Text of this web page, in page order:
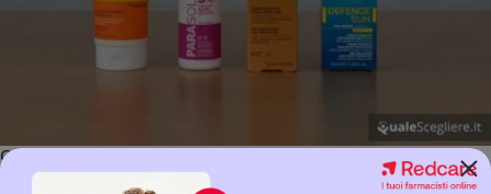
Come scegliere la crema solare: guida all'acquisto ×